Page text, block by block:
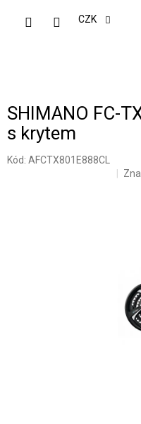
CZK
SHIMANO FC-
s krytem
Kód: AFCTX801E888CL